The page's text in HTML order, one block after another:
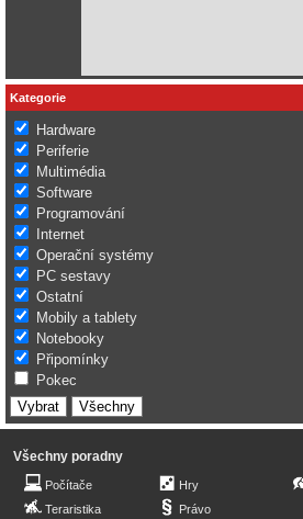
Kategorie
Hardware
Periferie
Multimédia
Software
Programování
Internet
Operační systémy
PC sestavy
Ostatní
Mobily a tablety
Notebooky
Připomínky
Pokec
Všechny poradny
Počítače
Teraristika
Hry
Právo